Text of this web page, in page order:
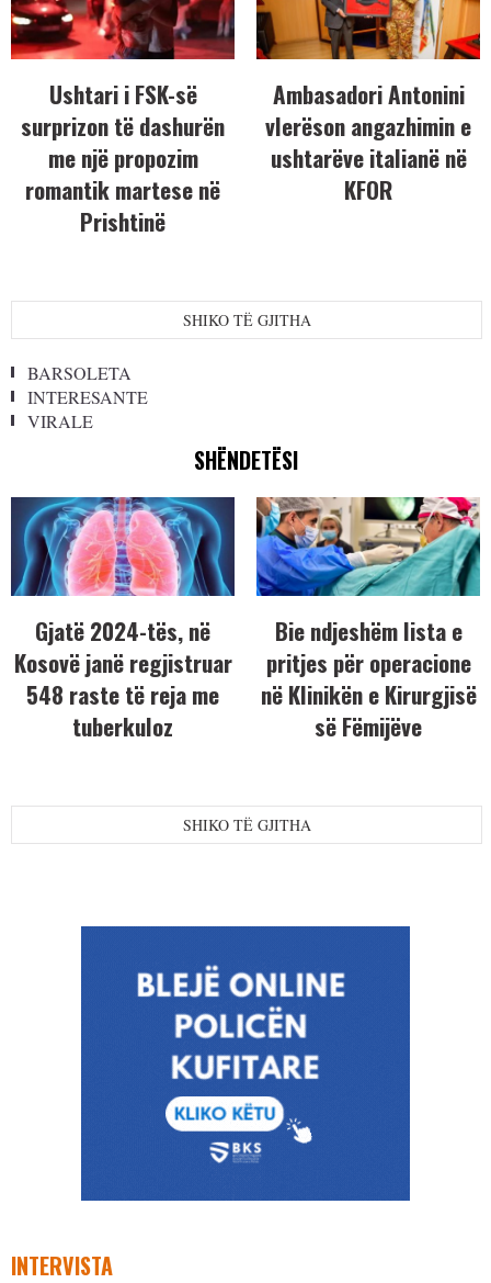
Ushtari i FSK-së
surprizon të dashurën
me një propozim
romantik martese në
Prishtinë
Ambasadori Antonini
vlerëson angazhimin e
ushtarëve italianë në
KFOR
SHIKO TË GJITHA
BARSOLETA
INTERESANTE
VIRALE
SHËNDETËSI
Gjatë 2024-tës, në
Kosovë janë regjistruar
548 raste të reja me
tuberkuloz
Bie ndjeshëm lista e
pritjes për operacione
në Klinikën e Kirurgjisë
së Fëmijëve
SHIKO TË GJITHA
INTERVISTA